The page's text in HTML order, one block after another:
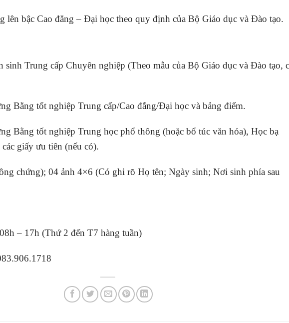
lên bậc Cao đẳng – Đại học theo quy định của Bộ Giáo dục và Đào tạo.
sinh Trung cấp Chuyên nghiệp (Theo mẫu của Bộ Giáo dục và Đào tạo,
Bằng tốt nghiệp Trung cấp/Cao đẳng/Đại học và bảng điểm.
Bằng tốt nghiệp Trung học phổ thông (hoặc bổ túc văn hóa), Học bạ
giấy ưu tiên (nếu có).
chứng); 04 ảnh 4×6 (Có ghi rõ Họ tên; Ngày sinh; Nơi sinh phía sau
– 17h (Thứ 2 đến T7 hàng tuần)